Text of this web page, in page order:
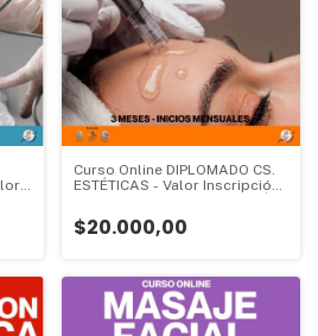
-
Curso Online DIPLOMADO CS.
ESTÉTICAS - Valor Inscripción
- 3 meses - Valor Inscripción:
$20.000,00